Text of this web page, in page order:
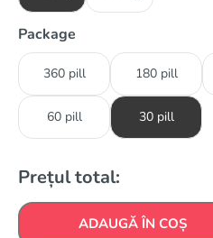
Package
360 pill 180 pill
60 pill 30 pill
Prețul total:
ADAUGĂ ÎN COȘ